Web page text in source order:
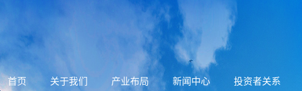
首页 关于我们 产业布局 新闻中心 投资者关系